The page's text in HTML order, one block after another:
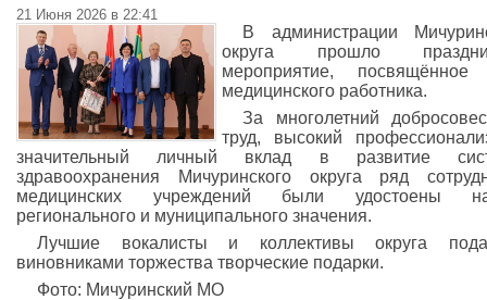
21 Июня 2026 в 22:41
В администрации
округа прошло
мероприятие,
медицинского работника.
За многолетний
труд, высокий
значительный личный вклад в развитие
здравоохранения Мичуринского округа ряд
медицинских учреждений были удостоены
регионального и муниципального значения.
Лучшие вокалисты и коллективы округа
виновниками торжества творческие подарки.
Фото: Мичуринский МО